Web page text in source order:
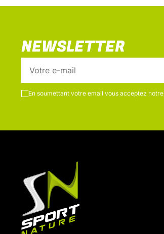
NEWSLETTER
En soumettant votre email vous acceptez notre